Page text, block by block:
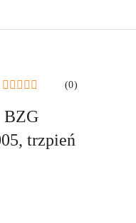
(0)
BZG
trzpień